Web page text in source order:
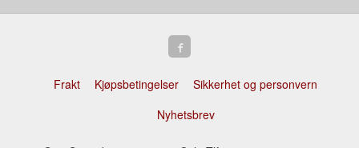
Frakt Kjøpsbetingelser
Sikkerhet og personvern
Nyhetsbrev